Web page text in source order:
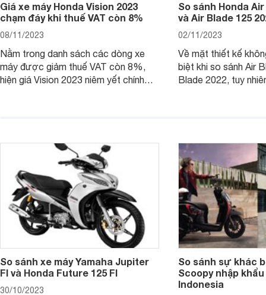
Giá xe máy Honda Vision 2023
chạm đáy khi thuế VAT còn 8%
08/11/2023
Nằm trong danh sách các dòng xe
máy được giảm thuế VAT còn 8%,
hiện giá Vision 2023 niêm yết chính
So sánh Honda
và Air Blade 125
02/11/2023
Về mặt thiết kế
biệt khi so sánh Air
Blade 2022, tuy
So sánh xe máy Yamaha Jupiter
FI và Honda Future 125 FI
30/10/2023
So sánh sự khác
Scoopy nhập
Indonesia